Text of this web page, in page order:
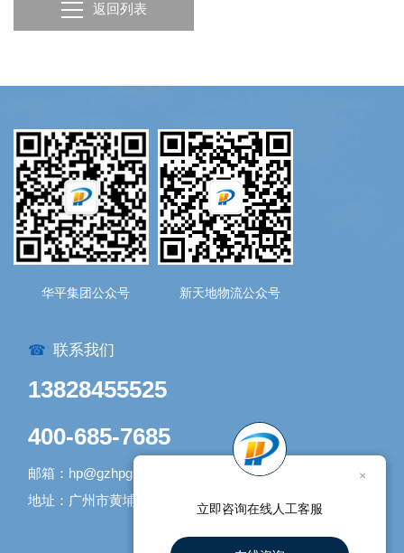
返回列表
华平集团公众号 新天地物流公众号
☎ 联系我们
13828455525
400-685-7685
邮箱：hp@gzhpgroup.com
地址：广州市黄埔区开发大道1338号1号库
×
立即咨询在线人工客服